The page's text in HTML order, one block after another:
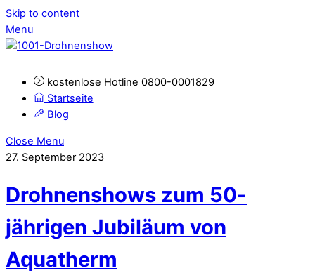
Skip to content
Menu
kostenlose Hotline 0800-0001829
Startseite
Blog
Close Menu
27. September 2023
Drohnenshows zum 50-
jährigen Jubiläum von
Aquatherm